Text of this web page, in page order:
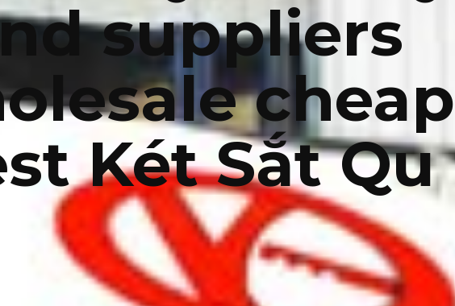
suppliers
cheap
Két Sắt Qu